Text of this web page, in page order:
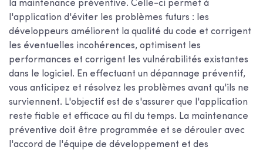
la maintenance préventive. Celle-ci permet à
l'application d'éviter les problèmes futurs : les
développeurs améliorent la qualité du code et corrigent
les éventuelles incohérences, optimisent les
performances et corrigent les vulnérabilités existantes
dans le logiciel. En effectuant un dépannage préventif,
vous anticipez et résolvez les problèmes avant qu'ils ne
surviennent. L'objectif est de s'assurer que l'application
reste fiable et efficace au fil du temps. La maintenance
préventive doit être programmée et se dérouler avec
l'accord de l'équipe de développement et des